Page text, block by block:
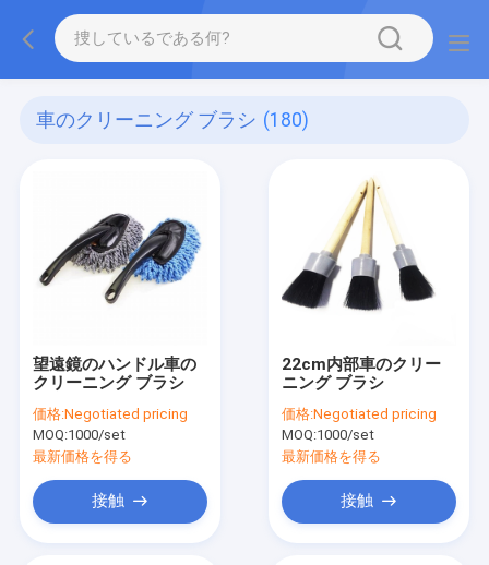
車のクリーニング ブラシ (180)
望遠鏡のハンドル車の
クリーニング ブラシ
価格:Negotiated pricing
MOQ:1000/set
最新価格を得る
接触
22cm内部車のクリー
ニング ブラシ
価格:Negotiated pricing
MOQ:1000/set
最新価格を得る
接触